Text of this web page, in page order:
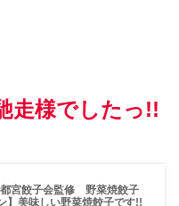
走様でしたっ!!
都宮餃子会監修 野菜焼餃子
】美味しい野菜焼餃子です!!